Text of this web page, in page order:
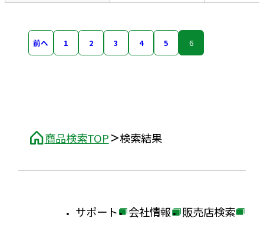
商品検索TOP 検索結果
前へ 1 2 3 4 5 6
外
サポート
外
会社情報
外
販売店検索